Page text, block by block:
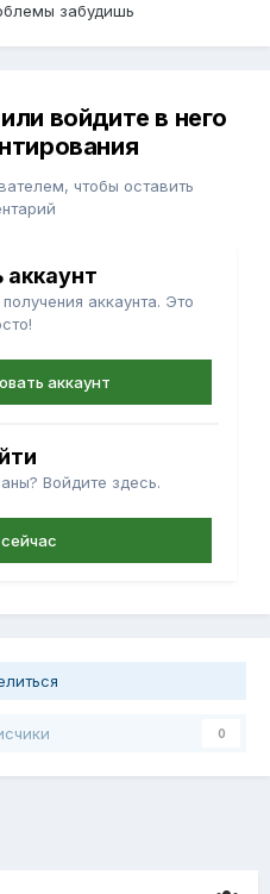
забудишь
войдите в него
чтобы оставить
аккаунт
аккаунта. Это
аккаунт
Войдите здесь.
0